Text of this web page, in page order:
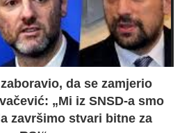
da se zamjerio
„Mi iz SNSD-a smo
završimo stvari bitne za